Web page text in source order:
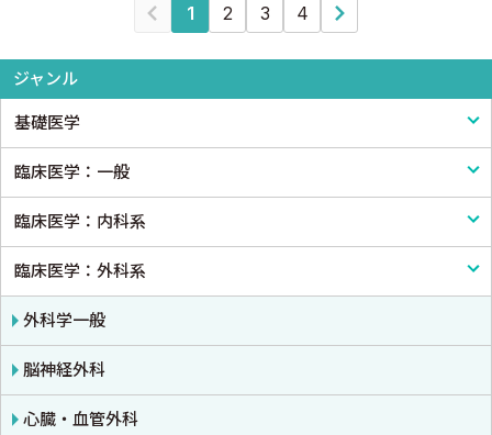
ジャンル
基礎医学
基礎医学一般
解剖学
生理学
免疫学・血清学
公衆衛生学
法医学
臨床医学：一般
臨床医学一般
診断・臨床検査
画像医学・放射線医学・核医学
プライマリケア医学・総合診療
救急医学・集中治療医学
臨床医学：内科系
内科学一般
感染症
アレルギー・膠原病・リウマチ
内分泌・代謝・糖尿病
臨床医学：外科系
外科学一般
脳神経外科
心臓・血管外科
1 2 3 4